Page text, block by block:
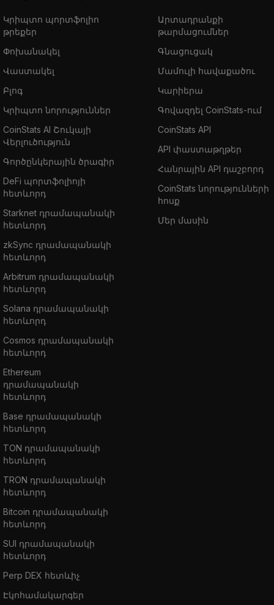
Կրիպտո պորտֆոլիո
թրեքեր
Փոխանակել
Վաստակել
Բլոգ
Կրիպտո նորություններ
CoinStats AI Շուկայի
Վերլուծություն
Գործընկերային ծրագիր
DeFi պորտֆոլիոյի
հետևորդ
Starknet դրամապանակի
հետևորդ
zkSync դրամապանակի
հետևորդ
Arbitrum դրամապանակի
հետևորդ
Solana դրամապանակի
հետևորդ
Cosmos դրամապանակի
հետևորդ
Ethereum
դրամապանակի
հետևորդ
Base դրամապանակի
հետևորդ
TON դրամապանակի
հետևորդ
TRON դրամապանակի
հետևորդ
Bitcoin դրամապանակի
հետևորդ
SUI դրամապանակի
հետևորդ
Perp DEX հետևիչ
Էկոհամակարգեր
Արտադրանքի
թարմացումներ
Գնացուցակ
Մամուլի հավաքածու
Կարիերա
Գովազդել CoinStats-ում
CoinStats API
API փաստաթղթեր
Հանրային API դաշբորդ
CoinStats նորությունների
հոսք
Մեր մասին